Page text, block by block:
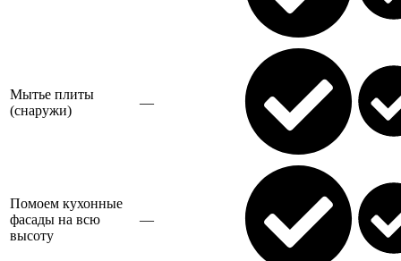
Мытье плиты
(снаружи)
—
Помоем кухонные
фасады на всю
высоту
—